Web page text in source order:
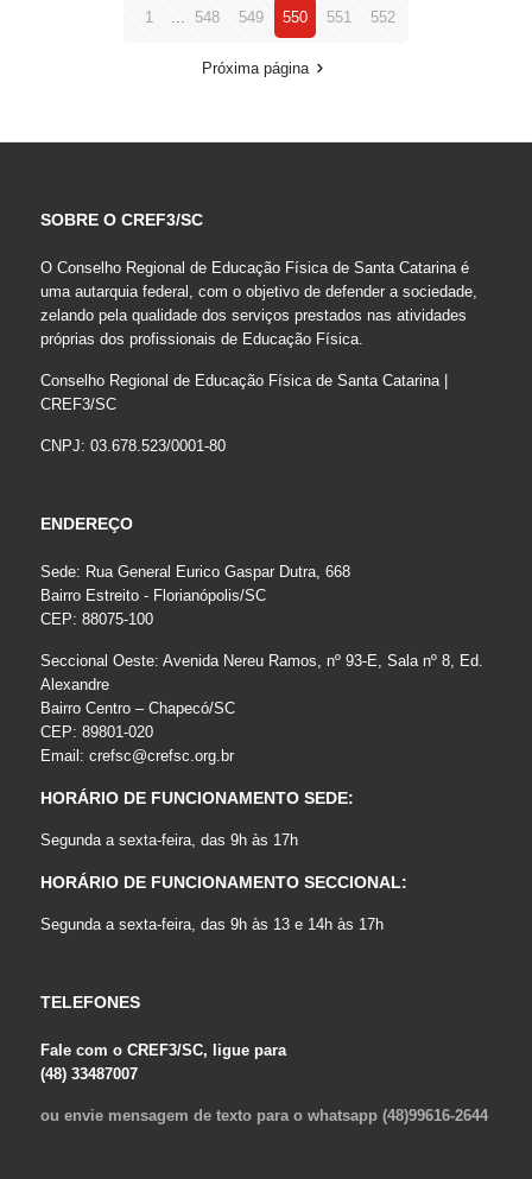
1 ... 548 549 550 551 552
Próxima página
SOBRE O CREF3/SC
O Conselho Regional de Educação Física de Santa Catarina é
uma autarquia federal, com o objetivo de defender a sociedade,
zelando pela qualidade dos serviços prestados nas atividades
próprias dos profissionais de Educação Física.
Conselho Regional de Educação Física de Santa Catarina |
CREF3/SC
CNPJ: 03.678.523/0001-80
ENDEREÇO
Sede: Rua General Eurico Gaspar Dutra, 668
Bairro Estreito - Florianópolis/SC
CEP: 88075-100
Seccional Oeste: Avenida Nereu Ramos, nº 93-E, Sala nº 8, Ed.
Alexandre
Bairro Centro – Chapecó/SC
CEP: 89801-020
Email: crefsc@crefsc.org.br
HORÁRIO DE FUNCIONAMENTO SEDE:
Segunda a sexta-feira, das 9h às 17h
HORÁRIO DE FUNCIONAMENTO SECCIONAL:
Segunda a sexta-feira, das 9h às 13 e 14h às 17h
TELEFONES
Fale com o CREF3/SC, ligue para
(48) 33487007
ou envie mensagem de texto para o whatsapp (48)99616-2644